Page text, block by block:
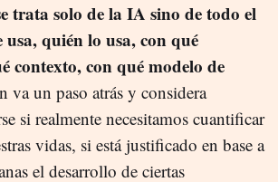
trata solo de la IA sino de todo el
usa, quién lo usa, con qué
contexto, con qué modelo de
va un paso atrás y considera
si realmente necesitamos cuantificar
vidas, si está justificado en base a
el desarrollo de ciertas